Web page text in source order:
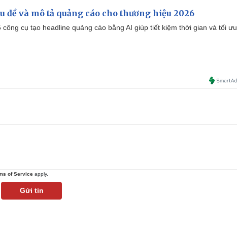
đề và mô tả quảng cáo cho thương hiệu 2026
cụ tạo headline quảng cáo bằng AI giúp tiết kiệm thời gian và tối ưu.
of Service apply.
Gửi tin